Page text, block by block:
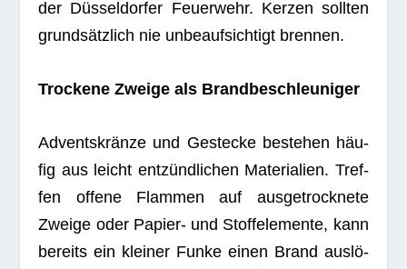
der Düs­sel­dor­fer Feu­er­wehr. Ker­zen soll­ten
grund­sätz­lich nie unbe­auf­sich­tigt brennen.
Tro­ckene Zweige als Brandbeschleuniger
Advents­kränze und Geste­cke bestehen häu­
fig aus leicht ent­zünd­li­chen Mate­ria­lien. Tref­
fen offene Flam­men auf aus­ge­trock­nete
Zweige oder Papier- und Stoff­ele­mente, kann
bereits ein klei­ner Funke einen Brand aus­lö­